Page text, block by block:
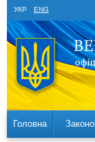
УКР ENG
Головна